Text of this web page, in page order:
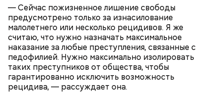
— Сейчас пожизненное лишение свободы
предусмотрено только за изнасилование
малолетнего или несколько рецидивов. Я же
считаю, что нужно назначать максимальное
наказание за любые преступления, связанные с
педофилией. Нужно максимально изолировать
таких преступников от общества, чтобы
гарантированно исключить возможность
рецидива, — рассуждает она.
Play
причину смерти Константина. Подозрения
родителей погибшего юноши пали на Миссюру, но
доказать его причастность к кончине их сына не
удалось. Когда же подозреваемого задержали, он
заявил, что ничего не подсыпал в морс и утверждал,
что яд могли добавить в бутылкунекие
недоброжелатели.